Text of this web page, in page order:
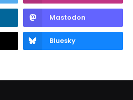
Mastodon
Bluesky